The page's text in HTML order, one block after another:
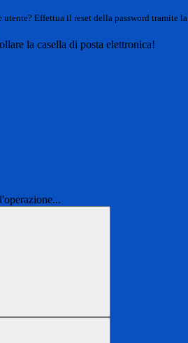
utente? Effettua il reset della password tramite la
la casella di posta elettronica!